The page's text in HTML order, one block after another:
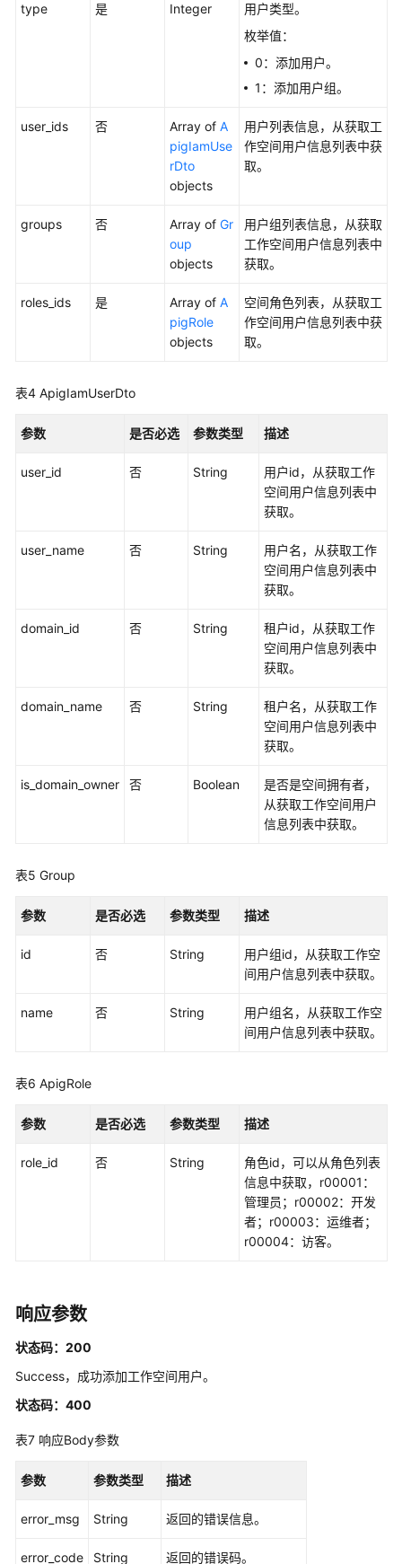
成
API（V2）
中
数
管
买
管
空
间
户
角
ListWorkspaceRoles
编
工
空
type 是 Integer
用户类型。
枚举值：
0：添加用户。
1：添加用户组。
user_ids 否 Array of A
pigIamUse
rDto
objects
用户列表信息，从获取工
作空间用户信息列表中获
取。
groups 否 Array of Gr
oup
objects
用户组列表信息，从获取
工作空间用户信息列表中
获取。
roles_ids 是 Array of A
pigRole
objects
空间角色列表，从获取工
作空间用户信息列表中获
取。
表4 ApigIamUserDto
参数 是否必选 参数类型 描述
user_id 否 String
用户id，从获取工作
空间用户信息列表中
获取。
user_name 否 String
用户名，从获取工作
空间用户信息列表中
获取。
domain_id 否 String
租户id，从获取工作
空间用户信息列表中
获取。
domain_name 否 String
租户名，从获取工作
空间用户信息列表中
获取。
is_domain_owner 否 Boolean
是否是空间拥有者，
从获取工作空间用户
信息列表中获取。
表5 Group
参数 是否必选 参数类型 描述
id 否 String
用户组id，从获取工作空
间用户信息列表中获取。
name 否 String
用户组名，从获取工作空
间用户信息列表中获取。
表6 ApigRole
参数 是否必选 参数类型 描述
role_id 否 String
角色id，可以从角色列表
信息中获取，r00001：
管理员；r00002：开发
者；r00003：运维者；
r00004：访客。
响应参数
状态码：200
Success，成功添加工作空间用户。
状态码：400
表7 响应Body参数
参数 参数类型 描述
error_msg String 返回的错误信息。
error_code String 返回的错误码。